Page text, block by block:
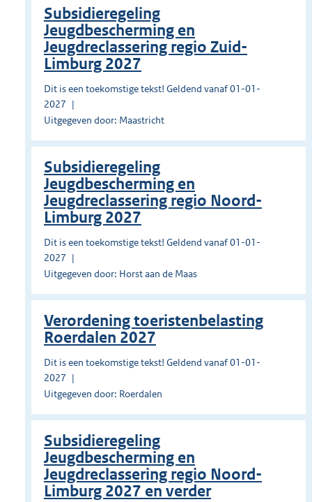
Subsidieregeling
Jeugdbescherming en
Jeugdreclassering regio Zuid-
Limburg 2027
Dit is een toekomstige tekst! Geldend vanaf 01-01-
2027
Uitgegeven door: Maastricht
Subsidieregeling
Jeugdbescherming en
Jeugdreclassering regio Noord-
Limburg 2027
Dit is een toekomstige tekst! Geldend vanaf 01-01-
2027
Uitgegeven door: Horst aan de Maas
Verordening toeristenbelasting
Roerdalen 2027
Dit is een toekomstige tekst! Geldend vanaf 01-01-
2027
Uitgegeven door: Roerdalen
Subsidieregeling
Jeugdbescherming en
Jeugdreclassering regio Noord-
Limburg 2027 en verder